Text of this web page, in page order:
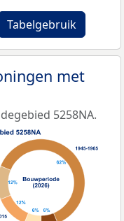
Tabelgebruik
met
5258NA.